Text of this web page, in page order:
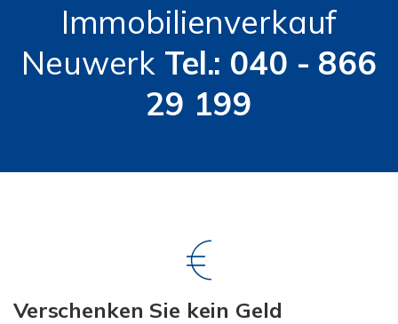
Immobilienverkauf
Neuwerk Tel.: 040 - 866
29 199
Verschenken Sie kein Geld